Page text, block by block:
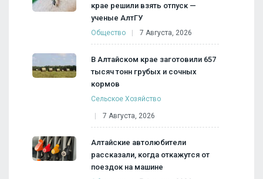
крае решили взять отпуск —
ученые АлтГУ
Общество 7 Августа, 2026
В Алтайском крае заготовили 657
тысяч тонн грубых и сочных
кормов
Сельское Хозяйство
7 Августа, 2026
Алтайские автолюбители
рассказали, когда откажутся от
поездок на машине